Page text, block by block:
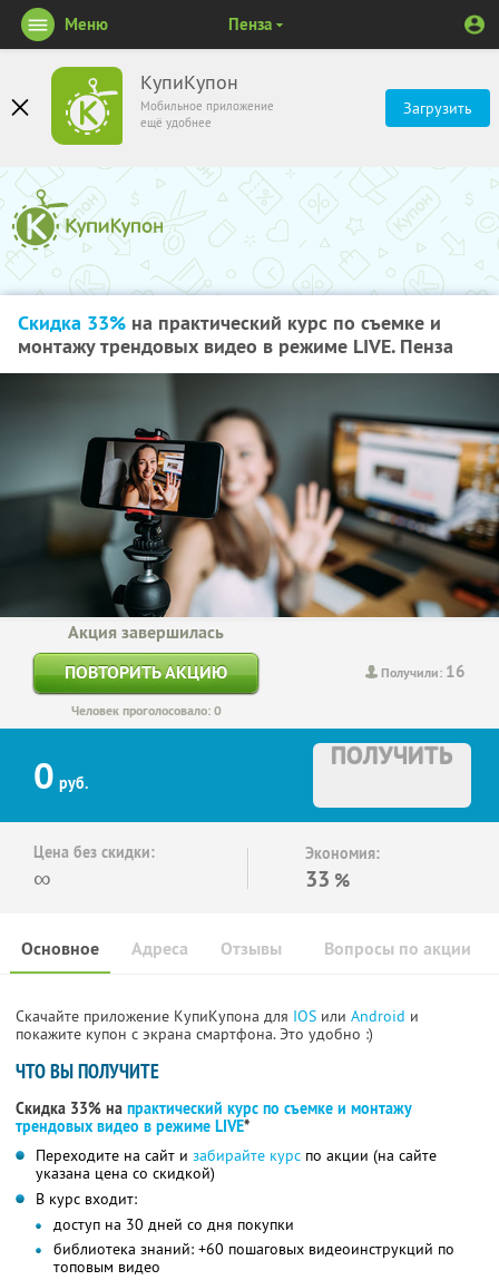
КупиКупон
Мобильное приложение
ещё удобнее
Загрузить
Меню Пенза
Скидка 33% на практический курс по съемке и
монтажу трендовых видео в режиме LIVE. Пенза
Получили: 16
Акция завершилась
ПОВТОРИТЬ АКЦИЮ
Человек проголосовало: 0
0 руб.
ПОЛУЧИТЬ
Цена без скидки:
∞
Экономия:
33 %
Основное Отзывы Вопросы по акции
Адреса
Скачайте приложение КупиКупона для IOS или Android и
покажите купон с экрана смартфона. Это удобно :)
ЧТО ВЫ ПОЛУЧИТЕ
Скидка 33% на практический курс по съемке и монтажу
трендовых видео в режиме LIVE*
Переходите на сайт и забирайте курс по акции (на сайте
указана цена со скидкой)
В курс входит:
доступ на 30 дней со дня покупки
библиотека знаний: +60 пошаговых видеоинструкций по
топовым видео